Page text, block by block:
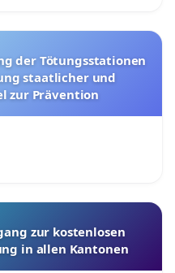
staatlicher und
zur Prävention
zur kostenlosen
in allen Kantonen